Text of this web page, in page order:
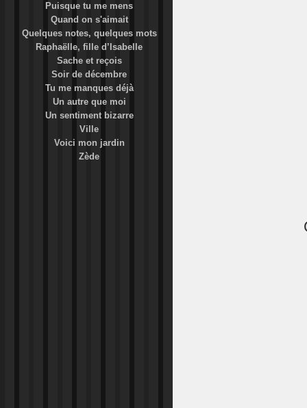
Puisque tu me mens
Quand on s'aimait
Quelques notes, quelques mots
Raphaëlle, fille d’Isabelle
Sache et reçois
Soir de décembre
Tu me manques déjà
Un autre que moi
Un sentiment bizarre
Ville
Voici mon jardin
Zède